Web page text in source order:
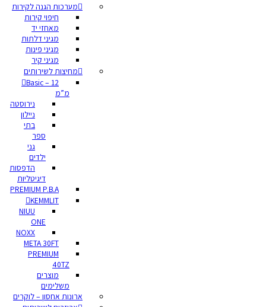
מערכות הגנה לקירות
חיפוי קירות
מאחזי יד
מגיני דלתות
מגיני פינות
מגיני קיר
מחיצות לשירותים
Basic – 12
מ”מ
נירוסטה
ניילון
בתי
ספר
גני
ילדים
הדפסות
דיגיטליות
PREMIUM P.B.A
KEMMLIT
NIUU
ONE
NOXX
META 30FT
PREMIUM
40TZ
מוצרים
משלימים
ארונות אחסון – לוקרים